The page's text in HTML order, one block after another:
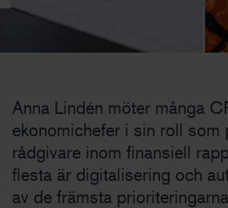
Anna Lindén möter många
ekonomichefer i sin roll som
rådgivare inom finansiell
flesta är digitalisering och
av de främsta